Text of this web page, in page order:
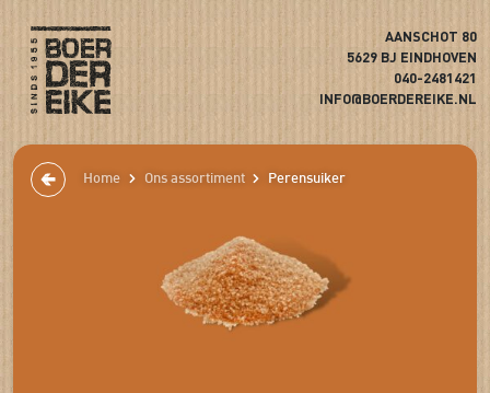
AANSCHOT 80
5629 BJ EINDHOVEN
040-2481421
INFO@BOERDEREIKE.NL
Home Ons assortiment Perensuiker